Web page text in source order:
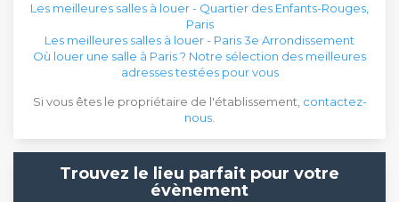
Les meilleures salles à louer - Quartier des Enfants-Rouges,
Paris
Les meilleures salles à louer - Paris 3e Arrondissement
Où louer une salle à Paris ? Notre sélection des meilleures
adresses testées pour vous
Si vous êtes le propriétaire de l'établissement, contactez-
nous
Trouvez le lieu parfait pour votre
évènement